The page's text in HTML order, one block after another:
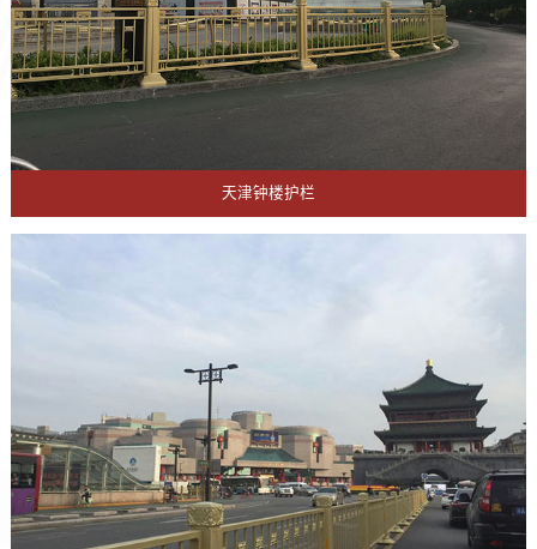
天津钟楼护栏